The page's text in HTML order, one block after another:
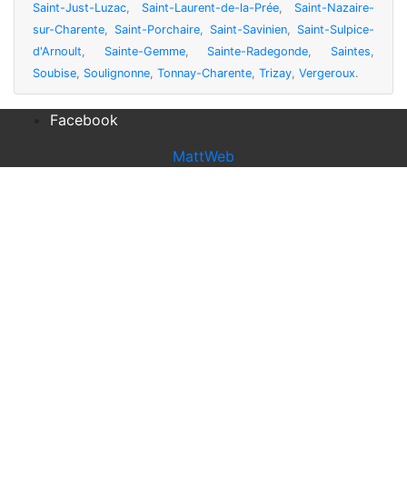
Saint-Just-Luzac, Saint-Laurent-de-la-Prée, Saint-Nazaire-
sur-Charente, Saint-Porchaire, Saint-Savinien, Saint-Sulpice-
d'Arnoult, Sainte-Gemme, Sainte-Radegonde, Saintes,
Soubise, Soulignonne, Tonnay-Charente, Trizay, Vergeroux.
Facebook
MattWeb